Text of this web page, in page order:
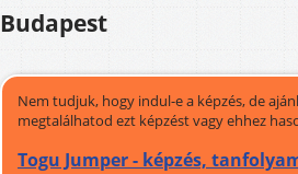
Budapest
Nem tudjuk, hogy indul-e a képzés, de
megtalálhatod ezt képzést vagy ehhez
Togu Jumper - képzés,